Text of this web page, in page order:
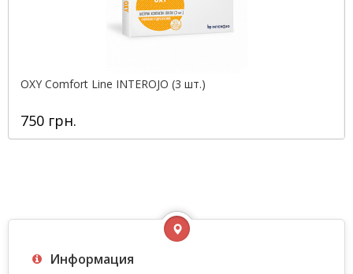
OXY Comfort Line INTEROJO (3 шт.)
750 грн.
Информация